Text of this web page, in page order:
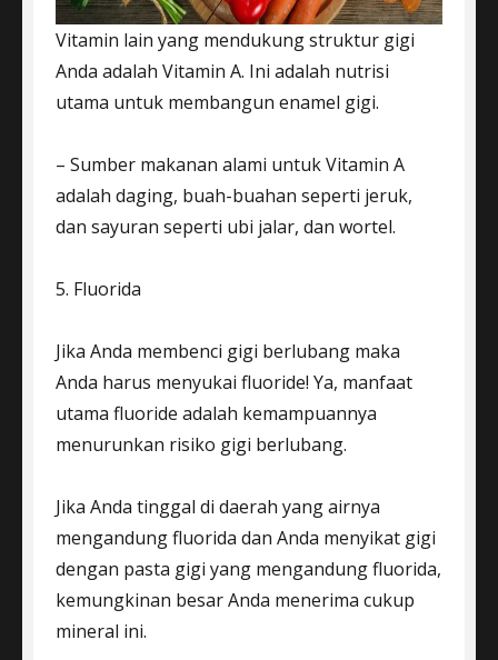
Vitamin lain yang mendukung struktur gigi
Anda adalah Vitamin A. Ini adalah nutrisi
utama untuk membangun enamel gigi.
– Sumber makanan alami untuk Vitamin A
adalah daging, buah-buahan seperti jeruk,
dan sayuran seperti ubi jalar, dan wortel.
5. Fluorida
Jika Anda membenci gigi berlubang maka
Anda harus menyukai fluoride! Ya, manfaat
utama fluoride adalah kemampuannya
menurunkan risiko gigi berlubang.
Jika Anda tinggal di daerah yang airnya
mengandung fluorida dan Anda menyikat gigi
dengan pasta gigi yang mengandung fluorida,
kemungkinan besar Anda menerima cukup
mineral ini.